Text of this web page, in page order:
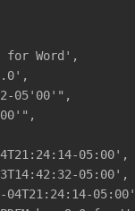
for Word',
05'00'",
05:00',
05:00',
04T21:24:14-